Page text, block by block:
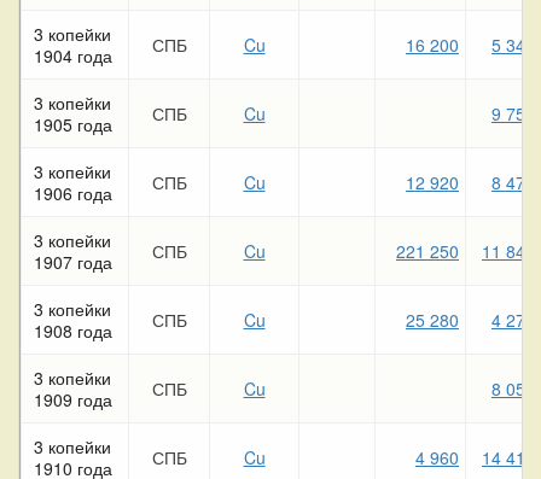
3 копейки
1904 года
СПБ Cu 16 200 5 340
3 копейки
1905 года
СПБ Cu 9 750
3 копейки
1906 года
СПБ Cu 12 920 8 470
3 копейки
1907 года
СПБ Cu 221 250 11 840
3 копейки
1908 года
СПБ Cu 25 280 4 270
3 копейки
1909 года
СПБ Cu 8 050
3 копейки
1910 года
СПБ Cu 4 960 14 410